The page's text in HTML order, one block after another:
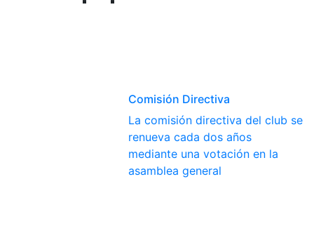
Comisión Directiva
La comisión directiva del club se
renueva cada dos años
mediante una votación en la
asamblea general